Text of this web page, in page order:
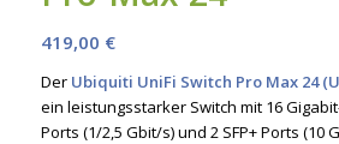
419,00 €
Der Ubiquiti UniFi Switch Pro Max 24
ein leistungsstarker Switch mit 16
Ports (1/2,5 Gbit/s) und 2 SFP+ Ports (10